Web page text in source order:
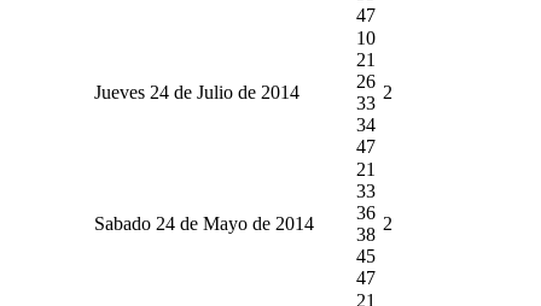
47
Jueves 24 de Julio de 2014
10
21
26
33
34
47
2
Sabado 24 de Mayo de 2014
21
33
36
38
45
47
2
21